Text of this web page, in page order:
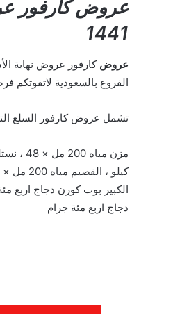
1441
عروض
الفروع بالسعودية لاتفوتكم
تشمل عروض كارفور السلع
الكبير بوب كورن دجاج اربع
دجاج اربع مئة جرام